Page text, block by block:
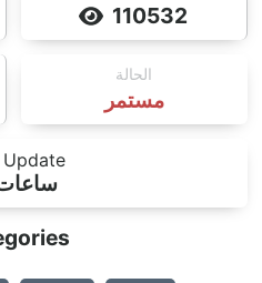
110532
مستمر
الحالة
11